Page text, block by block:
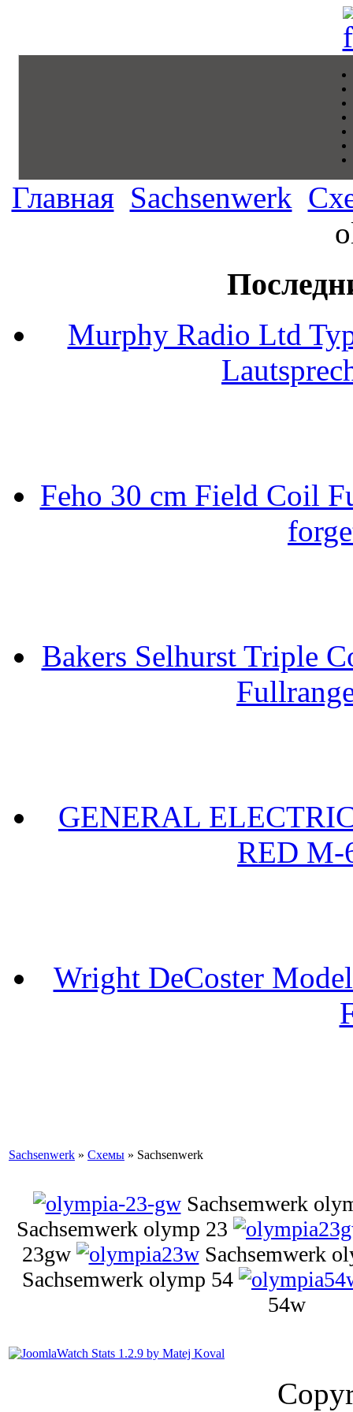
Главная Sachsenwerk
Murphy Radio Ltd
Feho 30 cm Field Coil
Bakers Selhurst Triple
GENERAL
RED M-
Wright DeCoster
Sachsenwerk » Схемы » Sachsenwerk
Sachsemwerk
Sachsemwerk olymp 23
23gw
Sachsemwerk
Sachsemwerk olymp 54
54w